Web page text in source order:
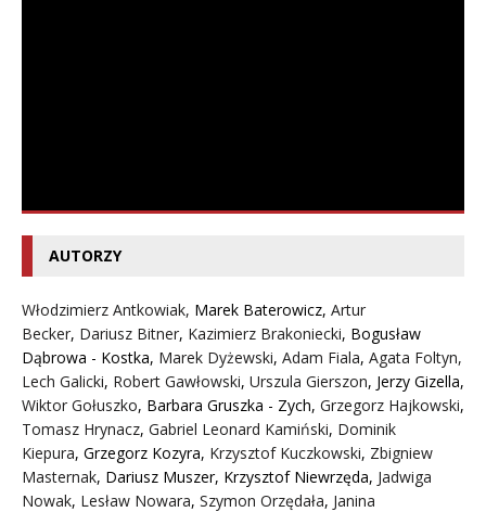
AUTORZY
Włodzimierz Antkowiak, Marek Baterowicz, Artur
Becker, Dariusz Bitner, Kazimierz Brakoniecki, Bogusław
Dąbrowa - Kostka, Marek Dyżewski, Adam Fiala, Agata Foltyn,
Lech Galicki, Robert Gawłowski, Urszula Gierszon, Jerzy Gizella,
Wiktor Gołuszko, Barbara Gruszka - Zych, Grzegorz Hajkowski,
Tomasz Hrynacz, Gabriel Leonard Kamiński, Dominik
Kiepura, Grzegorz Kozyra, Krzysztof Kuczkowski, Zbigniew
Masternak, Dariusz Muszer, Krzysztof Niewrzęda, Jadwiga
Nowak, Lesław Nowara, Szymon Orzędała, Janina